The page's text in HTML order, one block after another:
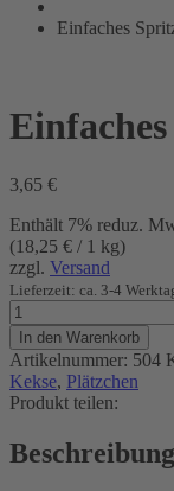
Einfaches
3,65 €
Enthält 7% reduz.
(18,25 € / 1 kg)
zzgl. Versand
Lieferzeit: ca. 3-4
Einfaches
Spritzgebäck
200g
Menge
In den Warenkorb
Artikelnummer: 504
Kekse, Plätzchen
Produkt teilen:
Beschreibung